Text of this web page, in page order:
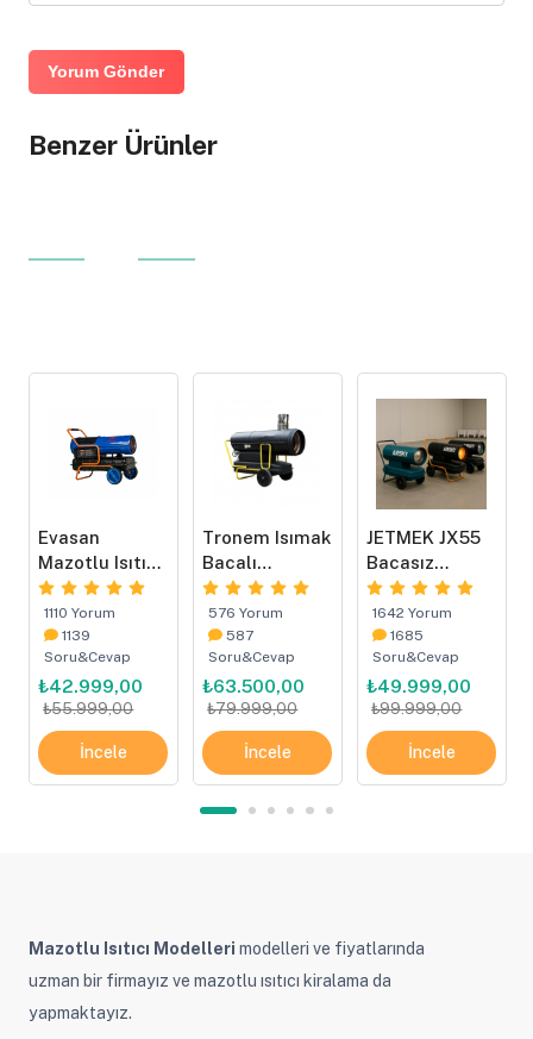
Yorum Gönder
Benzer Ürünler
Evasan
Mazotlu Isıtıcı
Isımak 60kW
1110 Yorum
1139
Soru&Cevap
₺42.999,00
₺55.999,00
İncele
Tronem Isımak
Bacalı
Mazotlu Isıtıcı
576 Yorum
587
Soru&Cevap
₺63.500,00
₺79.999,00
İncele
JETMEK JX55
Bacasız
Mazotlu Isıtıcı
– Isımak Tip
1642 Yorum
1685
Soru&Cevap
₺49.999,00
₺99.999,00
İncele
Mazotlu Isıtıcı Modelleri modelleri ve fiyatlarında
uzman bir firmayız ve mazotlu ısıtıcı kiralama da
yapmaktayız.